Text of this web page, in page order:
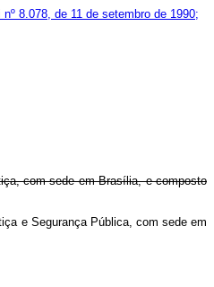
8.078, de 11 de setembro de 1990;
com sede em Brasília, e composto
e Segurança Pública, com sede em